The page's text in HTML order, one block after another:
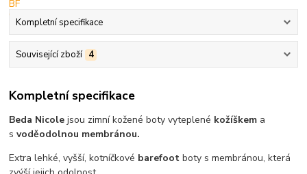
Kompletní specifikace
Související zboží 4
Kompletní specifikace
Beda Nicole jsou zimní kožené boty vyteplené kožíškem a
svoděodolnou membránou.
Extra lehké, vyšší, kotníčkové barefootboty s membránou, která